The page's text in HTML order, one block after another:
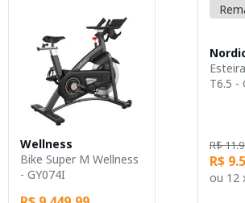
Wellness
Bike Super M Wellness
- GY074I
T6.5 -
R$
R$
ou 12